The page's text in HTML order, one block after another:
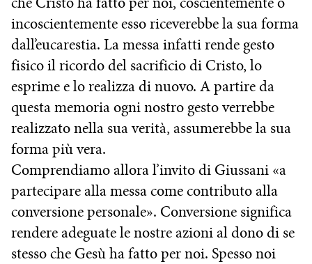
incoscientemente esso riceverebbe la sua forma
dall’eucarestia. La messa infatti rende gesto
fisico il ricordo del sacrificio di Cristo, lo
esprime e lo realizza di nuovo. A partire da
questa memoria ogni nostro gesto verrebbe
realizzato nella sua verità, assumerebbe la sua
forma più vera.
Comprendiamo allora l’invito di Giussani «a
partecipare alla messa come contributo alla
conversione personale». Conversione significa
rendere adeguate le nostre azioni al dono di se
stesso che Gesù ha fatto per noi. Spesso noi